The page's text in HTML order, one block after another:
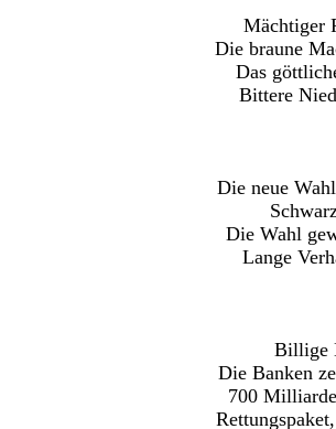
Mächtiger
Die braune
Das
Bittere
Die neue
Die Wahl
Lange
Billige
Die Banken
700